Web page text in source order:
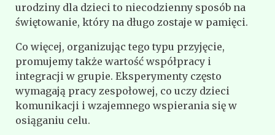
urodziny dla dzieci to niecodzienny sposób na
świętowanie, który na długo zostaje w pamięci.
Co więcej, organizując tego typu przyjęcie,
promujemy także wartość współpracy i
integracji w grupie. Eksperymenty często
wymagają pracy zespołowej, co uczy dzieci
komunikacji i wzajemnego wspierania się w
osiąganiu celu.